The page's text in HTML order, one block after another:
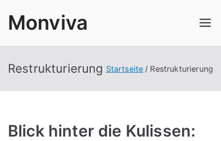
InhaltMonviva
Restrukturierung Startseite Restrukturierung
Blick hinter die Kulissen: